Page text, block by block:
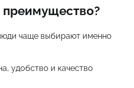
преимущество?
чаще выбирают именно
удобство и качество